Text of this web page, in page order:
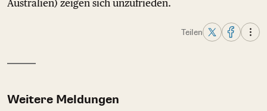
Australien) zeigen sich unzufrieden.
Teilen
Weitere Meldungen